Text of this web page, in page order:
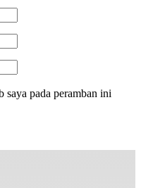
saya pada peramban ini